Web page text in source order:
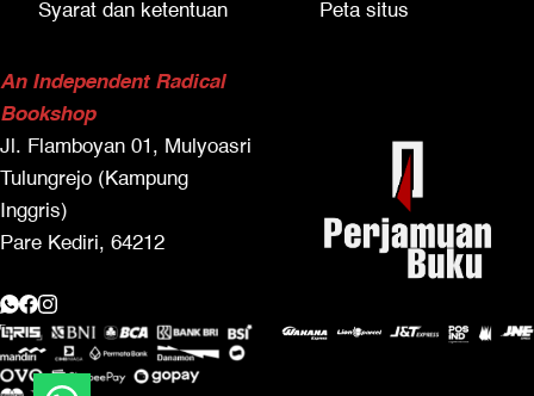
Syarat dan ketentuan
Peta situs
An Independent Radical
Bookshop
Jl. Flamboyan 01, Mulyoasri
Tulungrejo (Kampung
Inggris)
Pare Kediri, 64212